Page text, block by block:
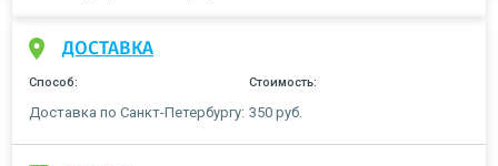
ДОСТАВКА
Способ: Стоимость:
Доставка по Санкт-Петербургу: 350 руб.